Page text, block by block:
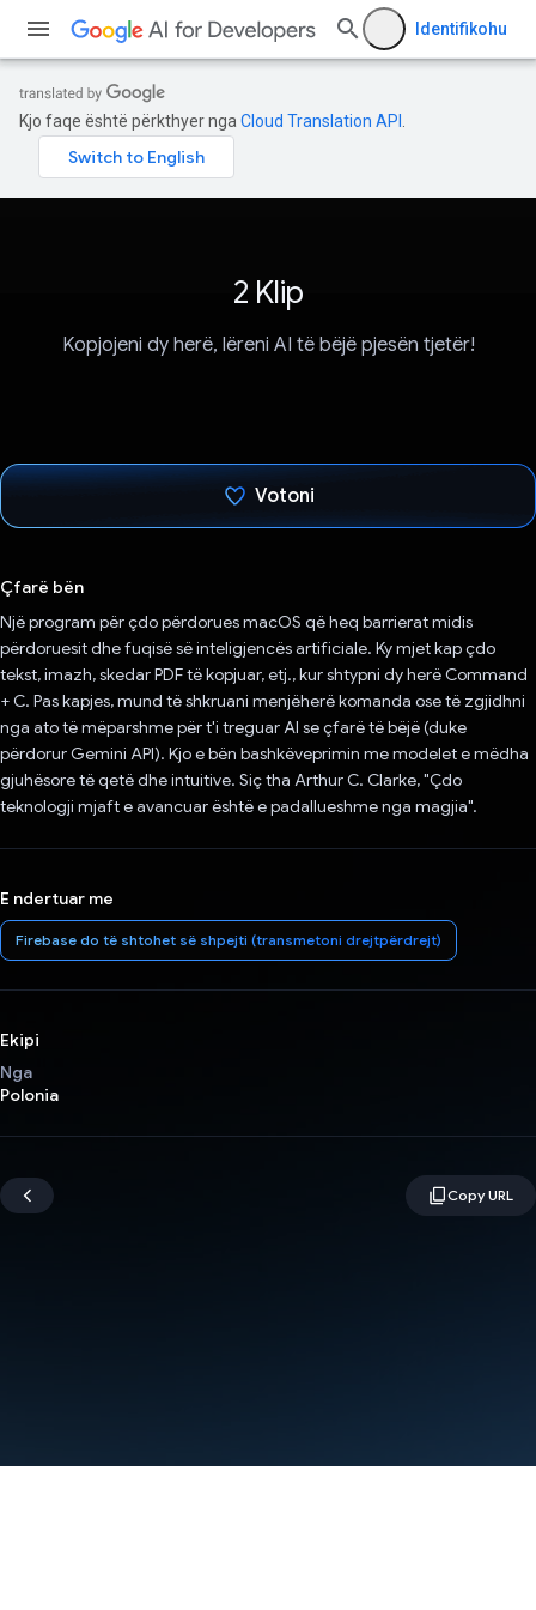
Identifikohu
Kjo faqe është përkthyer nga Cloud Translation API
2 Klip
Kopjojeni dy herë, lëreni AI të bëjë pjesën tjetër!
Votoni
Çfarë bën
Një program për çdo përdorues macOS që heq barrierat midis
përdoruesit dhe fuqisë së inteligjencës artificiale. Ky mjet kap çdo
tekst, imazh, skedar PDF të kopjuar, etj., kur shtypni dy herë Command
+ C. Pas kapjes, mund të shkruani menjëherë komanda ose të zgjidhni
nga ato të mëparshme për t'i treguar AI se çfarë të bëjë (duke
përdorur Gemini API). Kjo e bën bashkëveprimin me modelet e mëdha
gjuhësore të qetë dhe intuitive. Siç tha Arthur C. Clarke, "Çdo
teknologji mjaft e avancuar është e padallueshme nga magjia".
E ndertuar me
Firebase do të shtohet së shpejti (transmetoni drejtpërdrejt)
Ekipi
Nga
Polonia